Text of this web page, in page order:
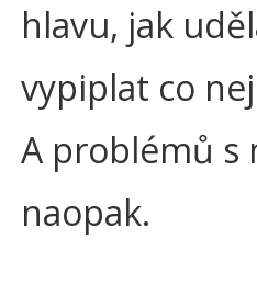
hlavu, jak
vypiplat co
A problémů s
naopak.